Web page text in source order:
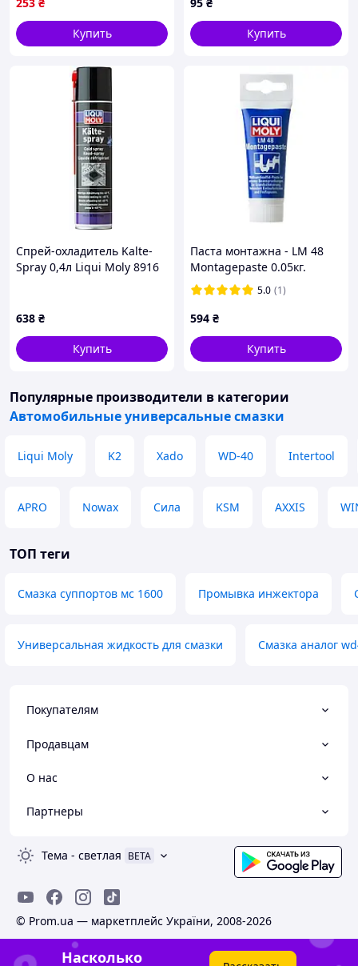
Купить
Купить
Спрей-охладитель Kalte-
Spray 0,4л Liqui Moly 8916
638 ₴
Купить
Паста монтажна - LM 48
Montagepaste 0.05кг.
5.0 (1)
594 ₴
Купить
Популярные производители в категории
Автомобильные универсальные смазки
Liqui Moly K2 Xado WD-40 Intertool
APRO Nowax Сила KSM AXXIS
ТОП теги
Смазка суппортов мс 1600 Промывка инжектора
Универсальная жидкость для смазки Смазка аналог
Покупателям
Продавцам
О нас
Партнеры
Тема - светлая BETA
© Prom.ua — маркетплейс України, 2008-2026
Насколько